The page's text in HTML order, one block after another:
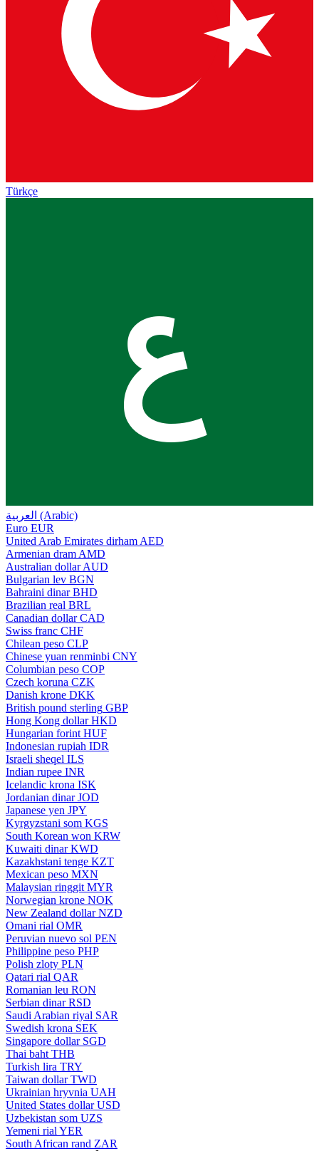
Türkçe
ع
العربية (Arabic)
Euro EUR
United Arab Emirates dirham AED
Armenian dram AMD
Australian dollar AUD
Bulgarian lev BGN
Bahraini dinar BHD
Brazilian real BRL
Canadian dollar CAD
Swiss franc CHF
Chilean peso CLP
Chinese yuan renminbi CNY
Columbian peso COP
Czech koruna CZK
Danish krone DKK
British pound sterling GBP
Hong Kong dollar HKD
Hungarian forint HUF
Indonesian rupiah IDR
Israeli sheqel ILS
Indian rupee INR
Icelandic krona ISK
Jordanian dinar JOD
Japanese yen JPY
Kyrgyzstani som KGS
South Korean won KRW
Kuwaiti dinar KWD
Kazakhstani tenge KZT
Mexican peso MXN
Malaysian ringgit MYR
Norwegian krone NOK
New Zealand dollar NZD
Omani rial OMR
Peruvian nuevo sol PEN
Philippine peso PHP
Polish zloty PLN
Qatari rial QAR
Romanian leu RON
Serbian dinar RSD
Saudi Arabian riyal SAR
Swedish krona SEK
Singapore dollar SGD
Thai baht THB
Turkish lira TRY
Taiwan dollar TWD
Ukrainian hryvnia UAH
United States dollar USD
Uzbekistan som UZS
Yemeni rial YER
South African rand ZAR